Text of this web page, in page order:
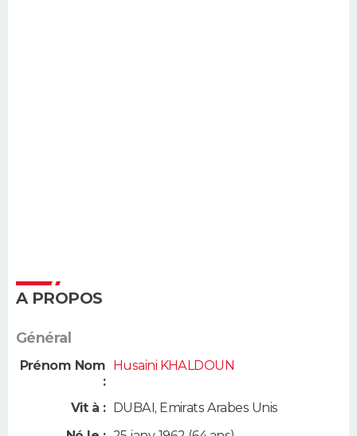
A PROPOS
Général
Prénom Nom
:
Husaini KHALDOUN
Vit à : DUBAI , Emirats Arabes Unis